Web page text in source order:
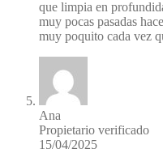
que limpia en
muy pocas pasadas
muy poquito cada vez
Ana
Propietario verificado
15/04/2025